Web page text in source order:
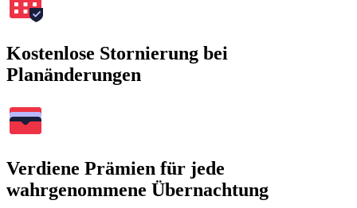
Kostenlose Stornierung bei
Planänderungen
Verdiene Prämien für jede
wahrgenommene Übernachtung